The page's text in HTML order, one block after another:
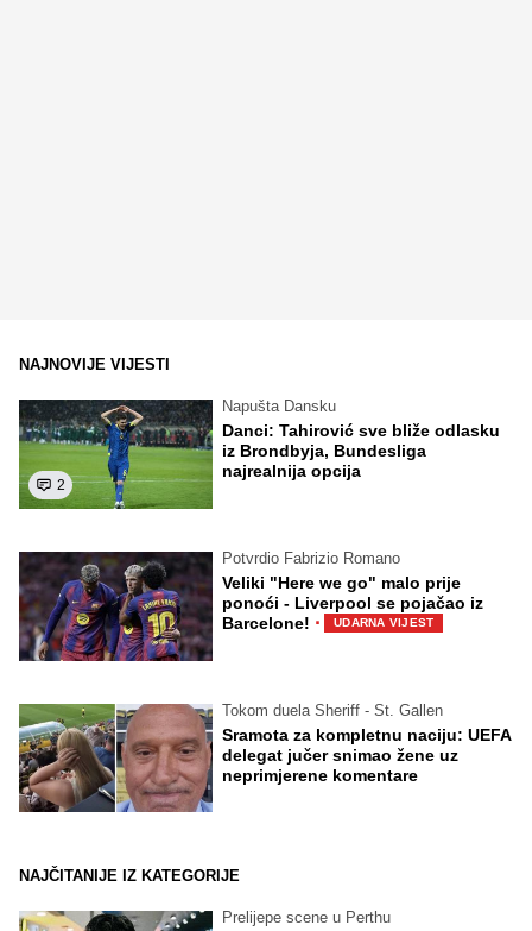
NAJNOVIJE VIJESTI
2
Napušta Dansku
Danci: Tahirović sve bliže odlasku
iz Brondbyja, Bundesliga
najrealnija opcija
Potvrdio Fabrizio Romano
Veliki "Here we go" malo prije
ponoći - Liverpool se pojačao iz
Barcelone! · UDARNA VIJEST
Tokom duela Sheriff - St. Gallen
Sramota za kompletnu naciju: UEFA
delegat jučer snimao žene uz
neprimjerene komentare
NAJČITANIJE IZ KATEGORIJE
Prelijepe scene u Perthu